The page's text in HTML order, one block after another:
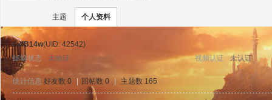
主题 个人资料
cvfB14w(UID: 42542)
邮箱状态
未验证 视频认证 未认证
统计信息 好友数 0 回帖数 0 主题数 165